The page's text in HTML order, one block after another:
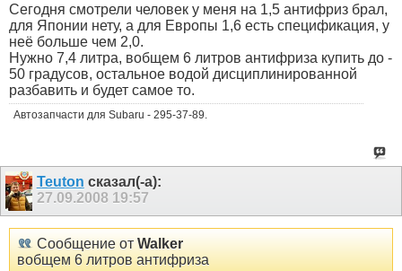
Сегодня смотрели человек у меня на 1,5 антифриз брал,
для Японии нету, а для Европы 1,6 есть спецификация, у
неё больше чем 2,0.
Нужно 7,4 литра, вобщем 6 литров антифриза купить до -
50 градусов, остальное водой дисциплинированной
разбавить и будет самое то.
Автозапчасти для Subaru - 295-37-89.
Teuton сказал(-а):
27.09.2008 19:57
Сообщение от Walker
вобщем 6 литров антифриза